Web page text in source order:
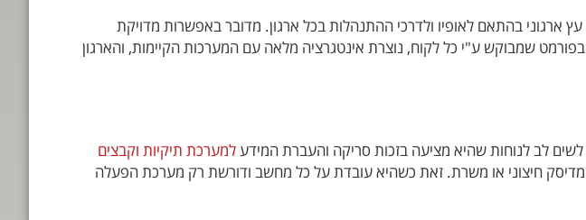
בהתאם לאופיו ולדרכי ההתנהלות בכל ארגון. מדובר באפשרות מדויקת
שמבוקש ע"י כל לקוח, נוצרת אינטגרציה מלאה עם המערכות הקיימות, והארגון
לב לנוחות שהיא מציעה בזכות סריקה והעברת המידעלמערכת תיקיות וקבצים
חיצוני או משרת. זאת כשהיא עובדת על כל מחשב ודורשת רק מערכת הפעלה